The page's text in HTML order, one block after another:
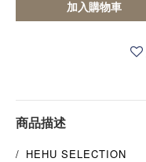
加入購物車
商品描述
/ HEHU SELECTION